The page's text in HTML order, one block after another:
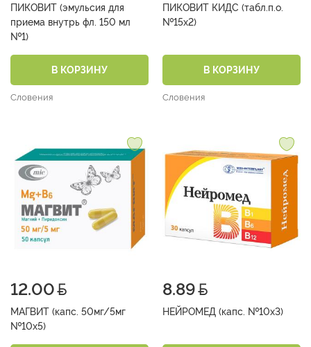
ПИКОВИТ (эмульсия для
приема внутрь фл. 150 мл
№1)
В КОРЗИНУ
Словения
ПИКОВИТ КИДС (табл.п.о.
№15х2)
В КОРЗИНУ
Словения
12.00
МАГВИТ (капс. 50мг/5мг
№10х5)
8.89
НЕЙРОМЕД (капс. №10х3)